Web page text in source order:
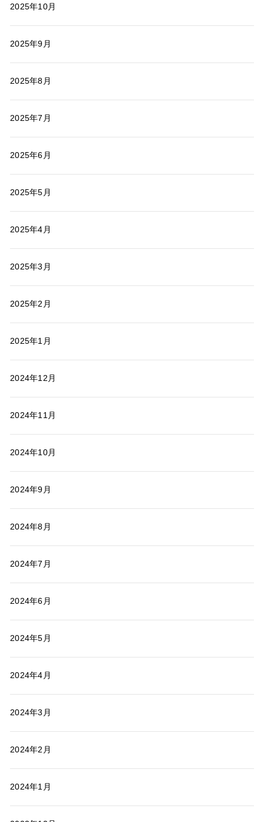
2025年10月
2025年9月
2025年8月
2025年7月
2025年6月
2025年5月
2025年4月
2025年3月
2025年2月
2025年1月
2024年12月
2024年11月
2024年10月
2024年9月
2024年8月
2024年7月
2024年6月
2024年5月
2024年4月
2024年3月
2024年2月
2024年1月